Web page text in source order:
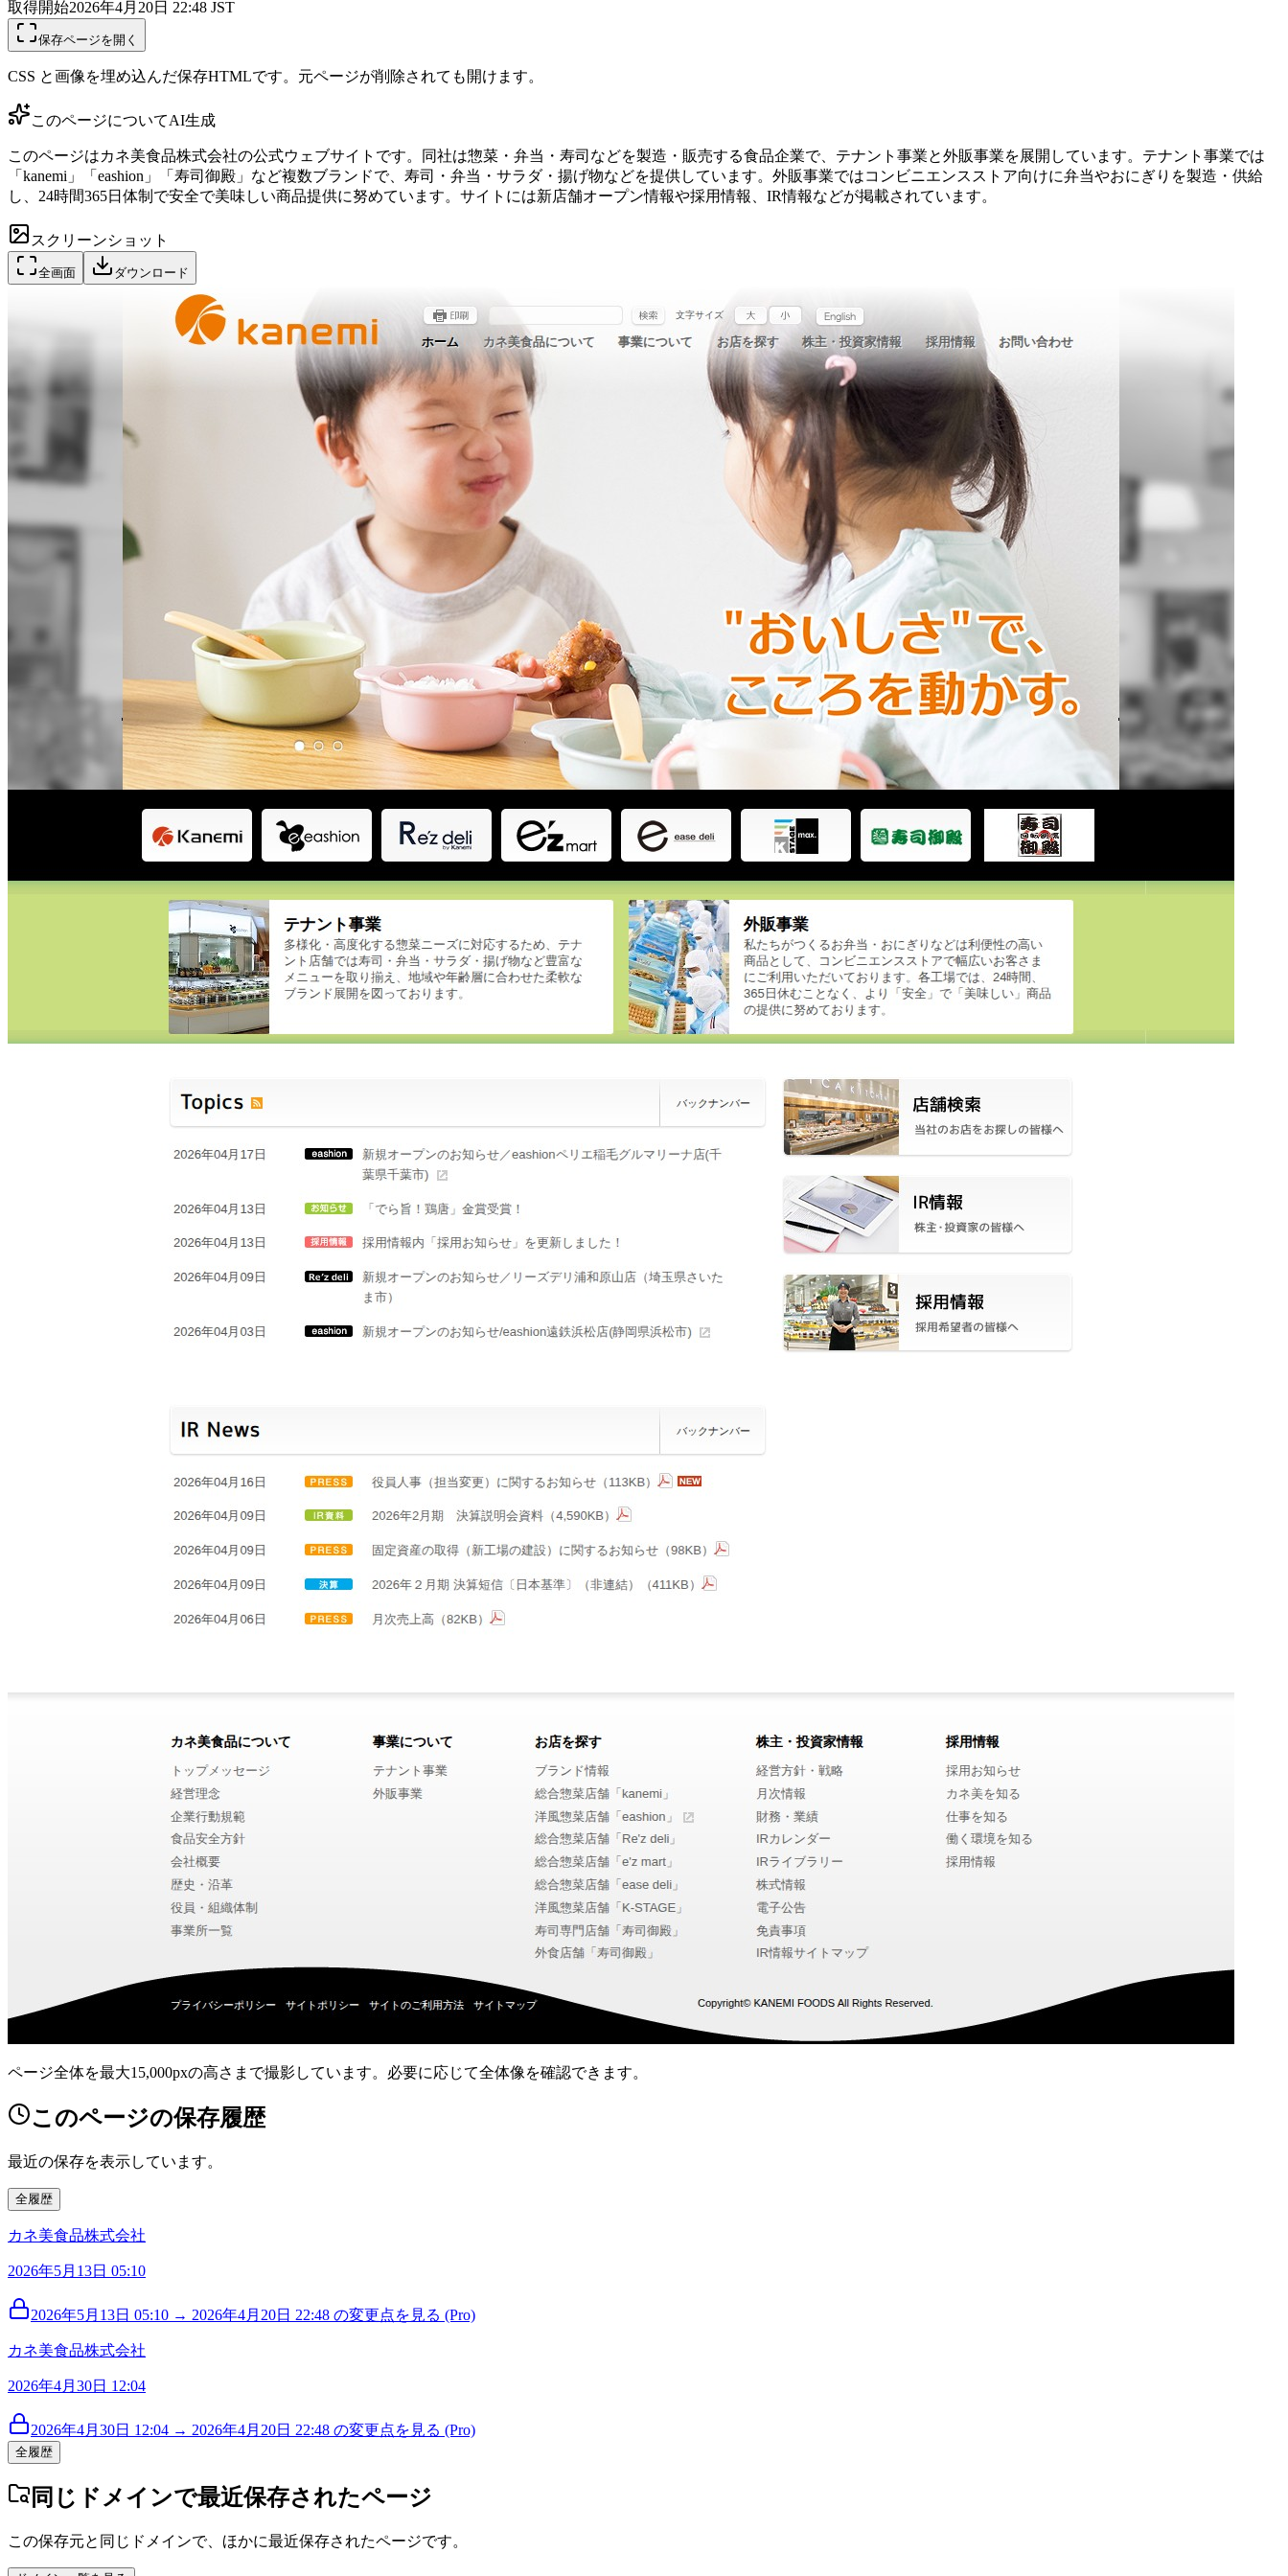
取得開始2026年4月20日 22:48 JST
保存ページを開く
CSS と画像を埋め込んだ保存HTMLです。元ページが削除されても開けます。
このページについてAI生成
このページはカネ美食品株式会社の公式ウェブサイトです。同社は惣菜・弁当・寿司などを製造・販売する食品企業で、テナント事業と外販事業を展開しています。テナント事業では
「kanemi」「eashion」「寿司御殿」など複数ブランドで、寿司・弁当・サラダ・揚げ物などを提供しています。外販事業ではコンビニエンスストア向けに弁当やおにぎりを製造・供給
し、24時間365日体制で安全で美味しい商品提供に努めています。サイトには新店舗オープン情報や採用情報、IR情報などが掲載されています。
スクリーンショット
全画面 ダウンロード
ページ全体を最大15,000pxの高さまで撮影しています。必要に応じて全体像を確認できます。
このページの保存履歴
最近の保存を表示しています。
全履歴
カネ美食品株式会社
2026年5月13日 05:10
2026年5月13日 05:10 → 2026年4月20日 22:48 の変更点を見る (Pro)
カネ美食品株式会社
2026年4月30日 12:04
2026年4月30日 12:04 → 2026年4月20日 22:48 の変更点を見る (Pro)
全履歴
同じドメインで最近保存されたページ
この保存元と同じドメインで、ほかに最近保存されたページです。